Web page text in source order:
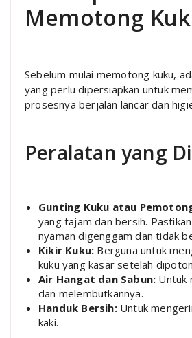
Memotong
Sebelum mulai memotong kuku,
yang perlu dipersiapkan untuk
prosesnya berjalan lancar dan
Peralatan yang
Gunting Kuku atau
yang tajam dan bersih.
nyaman digenggam dan tidak
Kikir Kuku: Berguna untuk
kuku yang kasar setelah
Air Hangat dan Sabun: Untuk
dan melembutkannya.
Handuk Bersih:Untuk
kaki.